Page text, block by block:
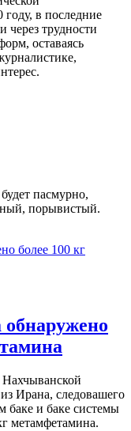
году, в последние
трудности
оставаясь
пасмурно,
порывистый.
обнаружено
Ирана, следовашего
баке и баке системы
метамфетамина.